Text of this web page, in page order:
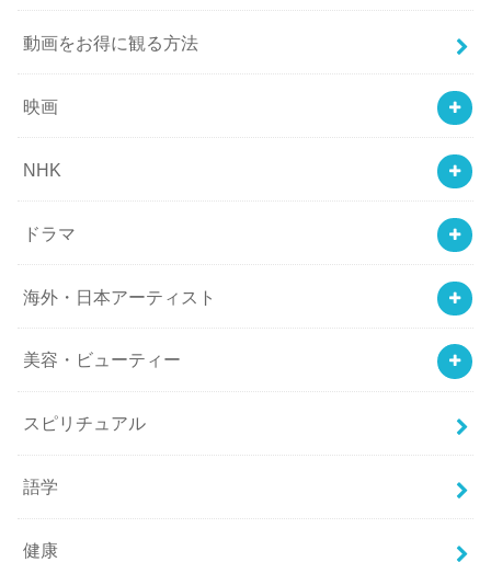
動画をお得に観る方法
映画
NHK
ドラマ
海外・日本アーティスト
美容・ビューティー
スピリチュアル
語学
健康